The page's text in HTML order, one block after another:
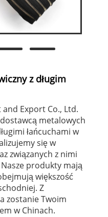
z długim
Export Co., Ltd.
metalowych
łańcuchami w
się w
związanych z nimi
produkty mają
większość
Z
zostanie Twoim
w Chinach.